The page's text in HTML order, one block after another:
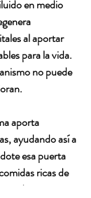
en medio
al aportar
para la vida.
no puede
aporta
ayudando así a
esa puerta
ricas de
de que te